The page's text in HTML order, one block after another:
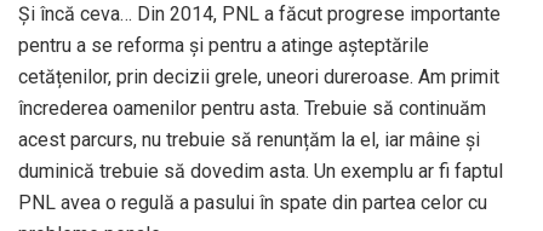
Și încă ceva… Din 2014, PNL a făcut progrese importante
pentru a se reforma și pentru a atinge așteptările
cetățenilor, prin decizii grele, uneori dureroase. Am primit
încrederea oamenilor pentru asta. Trebuie să continuăm
acest parcurs, nu trebuie să renunțăm la el, iar mâine și
duminică trebuie să dovedim asta. Un exemplu ar fi faptul
PNL avea o regulă a pasului în spate din partea celor cu